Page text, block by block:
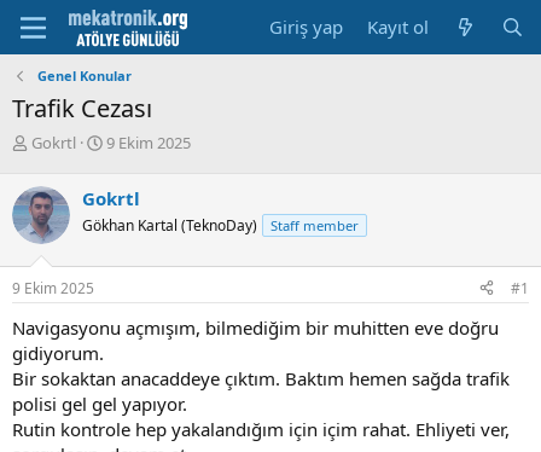
Giriş yap Kayıt ol
Genel Konular
Trafik Cezası
K
n
u
y
u
b
a
l
a
t
a
n
Gokrtl
B
l
a
a
r
h
i
9 Ekim 2025
Gokrtl
Gökhan Kartal (TeknoDay) Staff member
9 Ekim 2025 #1
Navigasyonu açmışım, bilmediğim bir muhitten eve doğru
gidiyorum.
Bir sokaktan anacaddeye çıktım. Baktım hemen sağda trafik
polisi gel gel yapıyor.
Rutin kontrole hep yakalandığım için içim rahat. Ehliyeti ver,